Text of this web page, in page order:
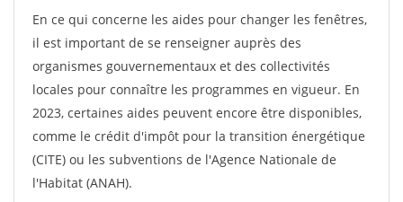
En ce qui concerne les aides pour changer les fenêtres,
il est important de se renseigner auprès des
organismes gouvernementaux et des collectivités
locales pour connaître les programmes en vigueur. En
2023, certaines aides peuvent encore être disponibles,
comme le crédit d'impôt pour la transition énergétique
(CITE) ou les subventions de l'Agence Nationale de
l'Habitat (ANAH).